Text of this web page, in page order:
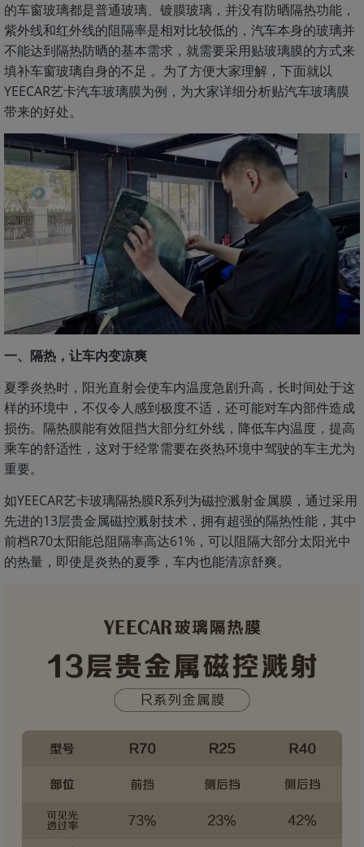
的车窗玻璃都是普通玻璃、镀膜玻璃，并没有防晒隔热功能，
紫外线和红外线的阻隔率是相对比较低的，汽车本身的玻璃并
不能达到隔热防晒的基本需求，就需要采用贴玻璃膜的方式来
填补车窗玻璃自身的不足 。为了方便大家理解，下面就以
YEECAR艺卡汽车玻璃膜为例，为大家详细分析贴汽车玻璃膜
带来的好处。
一、隔热，让车内变凉爽
夏季炎热时，阳光直射会使车内温度急剧升高，长时间处于这
样的环境中，不仅令人感到极度不适，还可能对车内部件造成
损伤。隔热膜能有效阻挡大部分红外线，降低车内温度，提高
乘车的舒适性，这对于经常需要在炎热环境中驾驶的车主尤为
重要。
如YEECAR艺卡玻璃隔热膜R系列为磁控溅射金属膜，通过采用
先进的13层贵金属磁控溅射技术，拥有超强的隔热性能，其中
前档R70太阳能总阻隔率高达61%，可以阻隔大部分太阳光中
的热量，即使是炎热的夏季，车内也能清凉舒爽。